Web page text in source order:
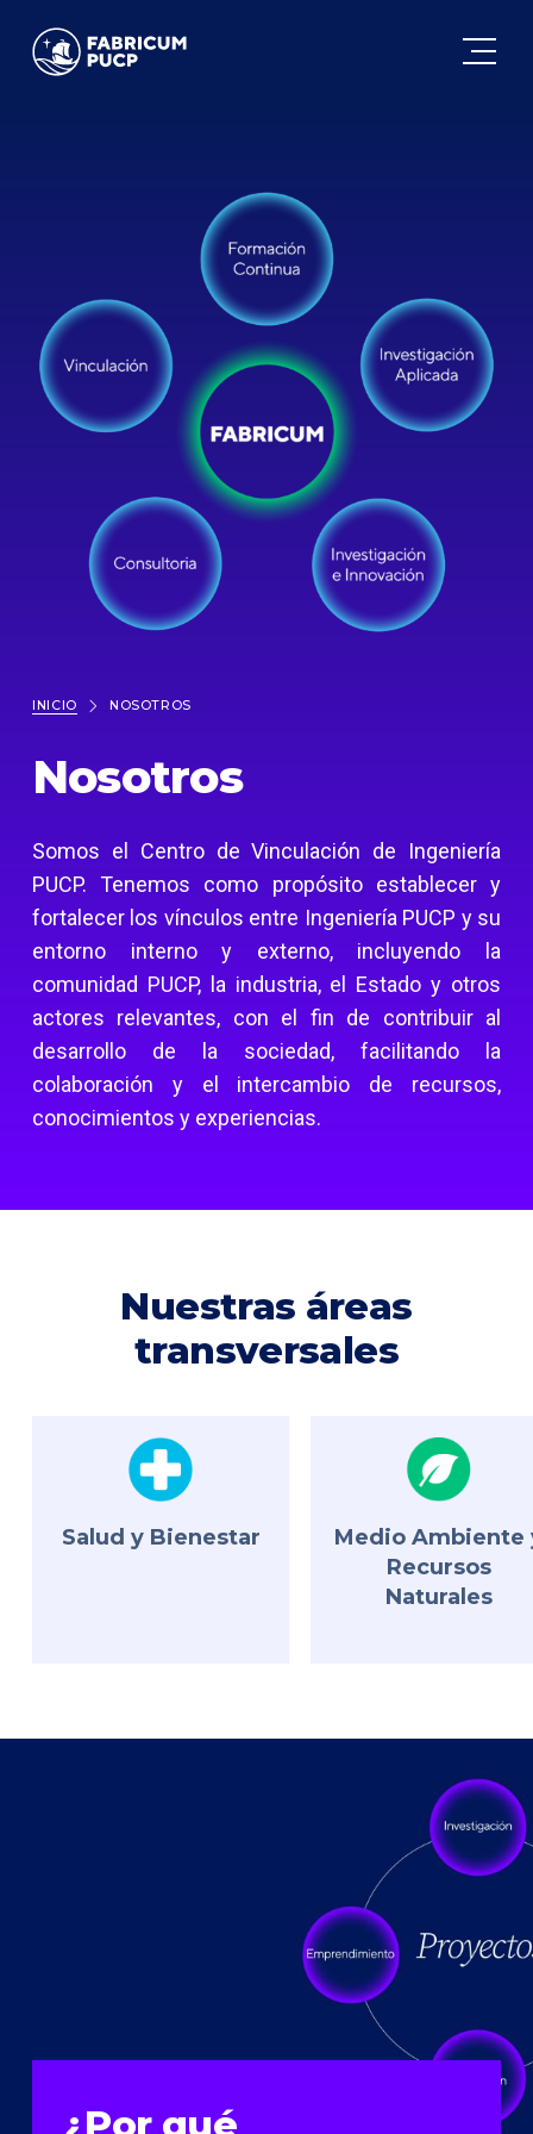
FABRICUM
INICIO NOSOTROS
Nosotros
Somos el Centro de Vinculación de Ingeniería
PUCP. Tenemos como propósito establecer y
fortalecer los vínculos entre Ingeniería PUCP y su
entorno interno y externo, incluyendo la
comunidad PUCP, la industria, el Estado y otros
actores relevantes, con el fin de contribuir al
desarrollo de la sociedad, facilitando la
colaboración y el intercambio de recursos,
conocimientos y experiencias.
Nuestras áreas
transversales
Salud y Bienestar
Medio Ambiente
Recursos
Naturales
¿Por qué